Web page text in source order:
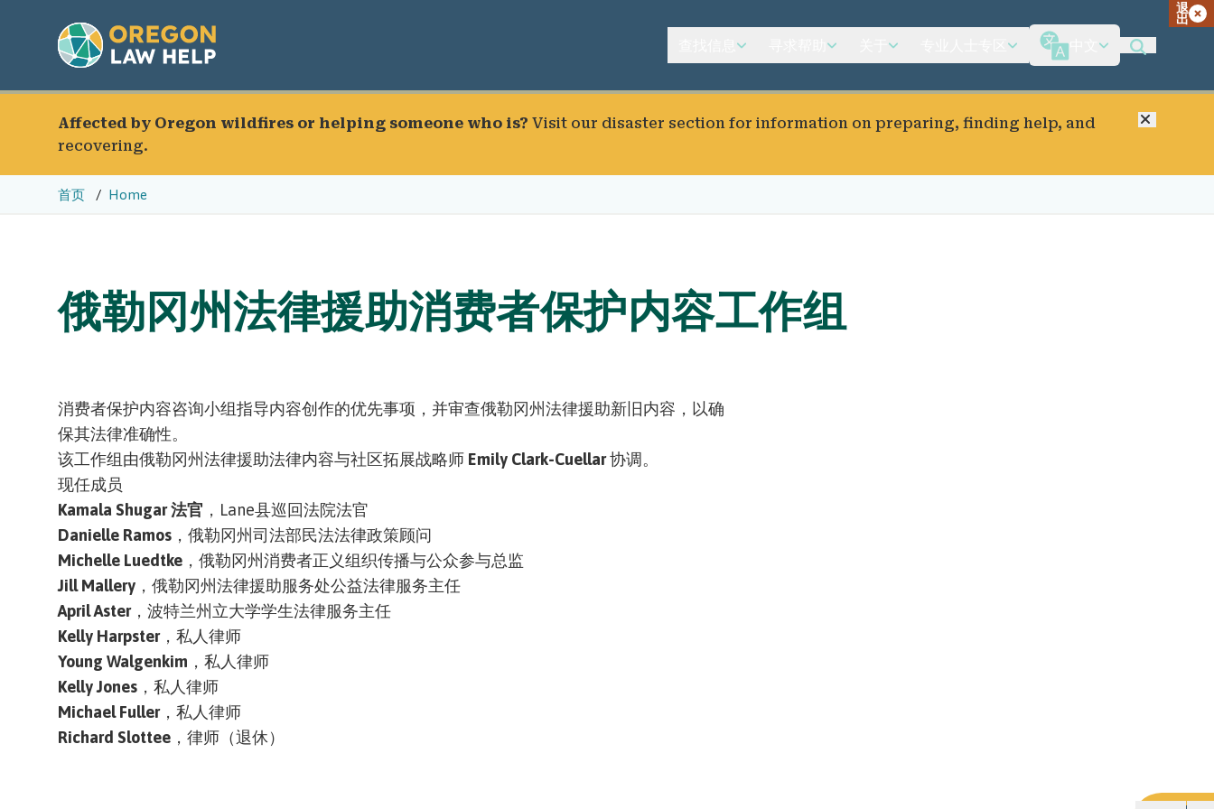
退
出
Affected by Oregon wildfires or helping someone who is? Visit our disaster section for information on preparing, finding help, and
recovering.
关闭
首页 Home
俄勒冈州法律援助消费者保护内容工作组
消费者保护内容咨询小组指导内容创作的优先事项，并审查俄勒冈州法律援助新旧内容，以确
保其法律准确性。
该工作组由俄勒冈州法律援助法律内容与社区拓展战略师 Emily Clark-Cuellar协调。
现任成员
Kamala Shugar 法官 ，Lane县巡回法院法官
Danielle Ramos ，俄勒冈州司法部民法法律政策顾问
Michelle Luedtke ，俄勒冈州消费者正义组织传播与公众参与总监
Jill Mallery ，俄勒冈州法律援助服务处公益法律服务主任
April Aster，波特兰州立大学学生法律服务主任
Kelly Harpster，私人律师
Young Walgenkim ，私人律师
Kelly Jones ，私人律师
Michael Fuller，私人律师
Richard Slottee ，律师（退休）